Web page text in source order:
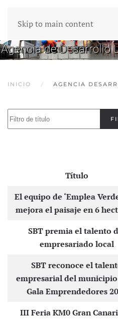
Skip to main content
INICIO AGENCIA
Filtro de título
Artículos
Título
El equipo de ‘Emplea
mejora el paisaje en 6
SBT premia el talento
empresariado local
SBT reconoce el
empresarial del
Gala Emprendedores
III Feria KM0 Gran